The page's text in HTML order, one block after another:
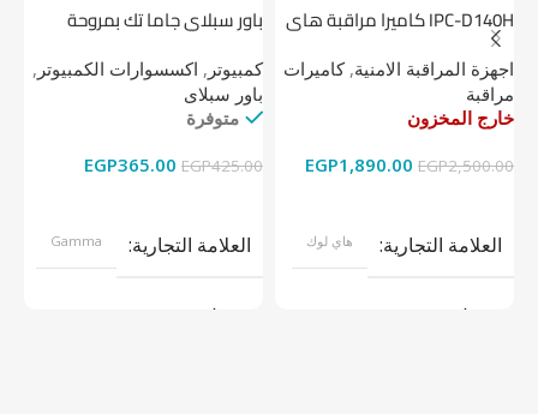
IPC-D140H كاميرا مراقبة هاى
لوك داخلية 4 ميجا
اجهزة المراقبة الامنية,كاميرات
مراقبة
خارج المخزون
EGP2,500.00
EGP1,890.00
العلامة التجارية هاي لوك
موديل
باور سبلاي جاما تك بمروحة
كمبيوتر , اكسسوارات الكمبيوتر ,
باور سبلاى
متوفرة
EGP425.00
EGP365.00
العلامة التجارية Gamma
موديل